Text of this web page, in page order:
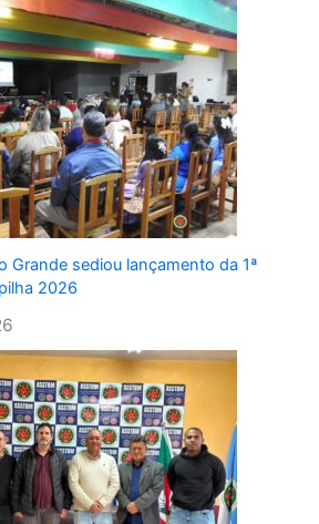
Grande sediou lançamento da 1ª
2026